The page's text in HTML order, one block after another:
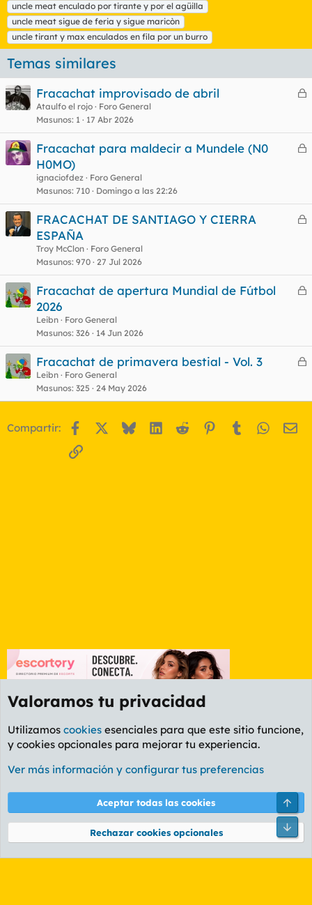
uncle meat enculado por tirante y por el agüilla
uncle meat sigue de feria y sigue maricòn
uncle tirant y max enculados en fila por un burro
Temas similares
C
r
a
Fracachat improvisado de abril
Ataulfo el rojo
Foro General
Masunos 1 17 Abr 2026
C
a
d
Fracachat para maldecir a Mundele (N0
H0MO)
ignaciofdez
Foro General
Masunos 710 Domingo a las 22:26
C
a
d
FRACACHAT DE SANTIAGO Y CIERRA
ESPAÑA
Troy McClon
Foro General
Masunos 970 27 Jul 2026
C
a
d
Fracachat de apertura Mundial de Fútbol
2026
Leibn
Foro General
Masunos 326 14 Jun 2026
C
r
Fracachat de primavera bestial - Vol. 3
Leibn
Foro General
Masunos 325 24 May 2026
Compartir: Facebook BlueskyLinkedIn
Reddit Pinterest
Tumblr
Enlace
Foro General
Cookies
PL OLDSTYLE AMARILLO
Términos y reglas Política de privacidad Ayuda
Community platform by XenForo® © 2010-2026 XenForo Ltd.
Valoramos tu privacidad
Utilizamos cookies esenciales para que este sitio funcione,
y cookies opcionales para mejorar tu experiencia.
Ver más información y configurar tus preferencias
Aceptar todas las cookies
Rechazar cookies opcionales
Pie